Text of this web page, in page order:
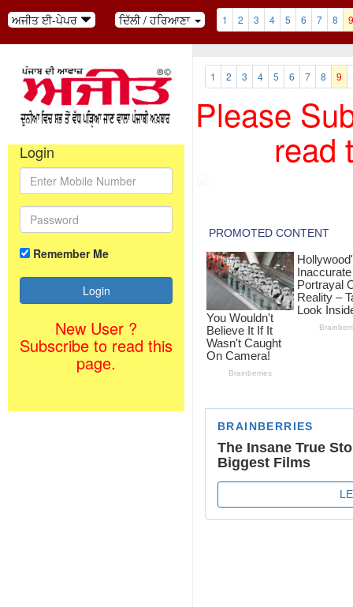
ਅਜੀਤ ਈ-ਪੇਪਰ ਦਿੱਲੀ / ਹਰਿਆਣਾ 1 2 3 4 5 6 7 8 9
Login
Remember Me
New User ?
Subscribe to read this
page.
1 2 3 4 5 6 7 8 9
Please
read